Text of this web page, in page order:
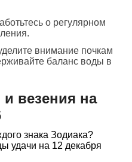
о регулярном
внимание почкам
баланс воды в
и везения на
знака Зодиака?
удачи на 12 декабря